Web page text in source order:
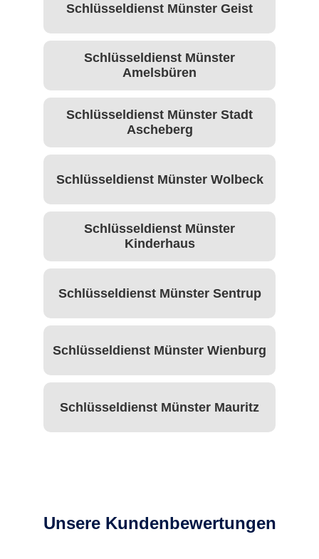
Schlüsseldienst Münster Geist
Schlüsseldienst Münster
Amelsbüren
Schlüsseldienst Münster Stadt
Ascheberg
Schlüsseldienst Münster Wolbeck
Schlüsseldienst Münster
Kinderhaus
Schlüsseldienst Münster Sentrup
Schlüsseldienst Münster Wienburg
Schlüsseldienst Münster Mauritz
Unsere Kundenbewertungen